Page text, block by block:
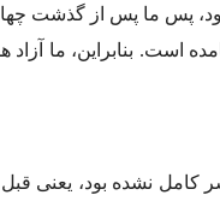
بود، پس ما پس از گذشت
است. بنابراین، ما آزاد
كامل نشده بود، یعنى قبل